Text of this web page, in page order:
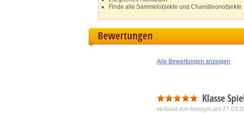
Finde alle Sammelobjekte und Chamäleonobjekte
Bewertungen
Alle Bewertungen anzeigen
Klasse
verfasst von Anonym am
Show